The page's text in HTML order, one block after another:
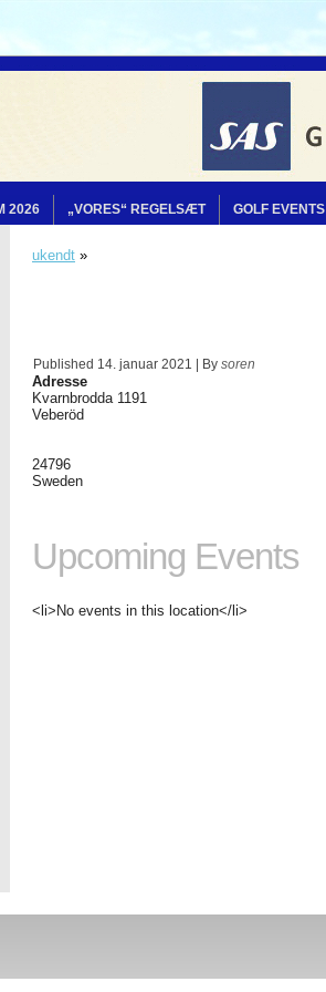
2026 „VORES“ REGELSÆT GOLF EVENTS
ukendt »
Published 14. januar 2021 By soren
Adresse
Kvarnbrodda 1191
Veberöd
24796
Sweden
Upcoming Events
<li>No events in this location</li>